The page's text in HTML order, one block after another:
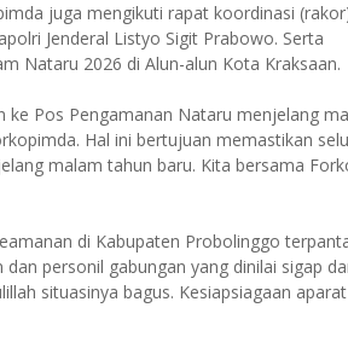
juga mengikuti rapat koordinasi
Jenderal Listyo Sigit Prabowo. Serta
Nataru 2026 di Alun-alun Kota Kraksaan.
Pos Pengamanan Nataru menjelang
Hal ini bertujuan memastikan
malam tahun baru. Kita bersama
di Kabupaten Probolinggo
personil gabungan yang dinilai sigap
situasinya bagus. Kesiapsiagaan